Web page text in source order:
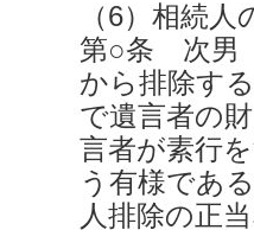
（6）相続
第○条 次男
から排除す
で遺言者の
言者が素行
う有様であ
人排除の正